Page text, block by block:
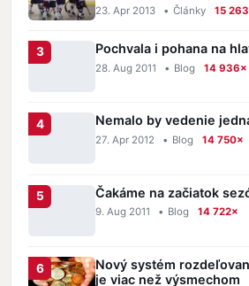
23. Apr 2013 • Články 15
Pochvala i pohana na
28. Aug 2011 • Blog 14 936×
Nemalo by vedenie
27. Apr 2012 • Blog 14 750×
Čakáme na začiatok
9. Aug 2011 • Blog 14 722×
Nový systém
je viac než výsmechom